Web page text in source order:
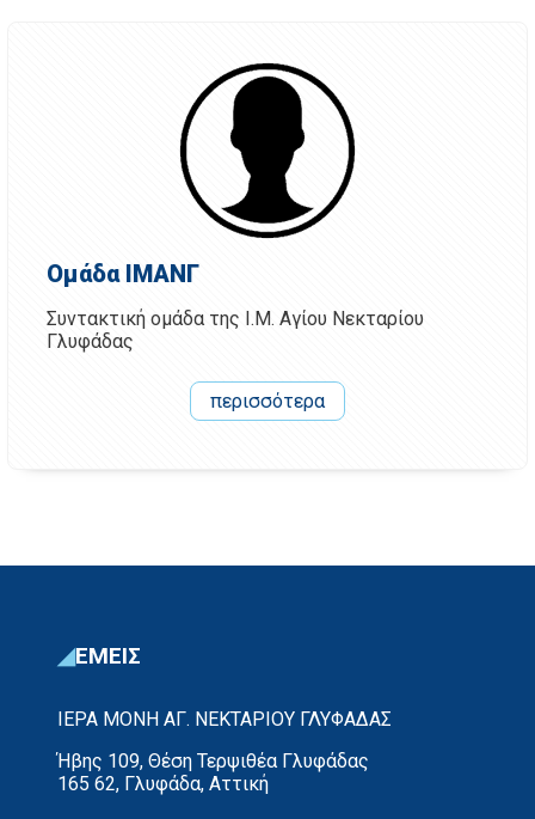
Ομάδα ΙΜΑΝΓ
Συντακτική ομάδα της Ι.Μ. Αγίου Νεκταρίου
Γλυφάδας
περισσότερα
ΕΜΕΙΣ
ΙΕΡΑ ΜΟΝΗ ΑΓ. ΝΕΚΤΑΡΙΟΥ ΓΛΥΦΑΔΑΣ
Ήβης 109, Θέση Τερψιθέα Γλυφάδας
165 62, Γλυφάδα, Αττική